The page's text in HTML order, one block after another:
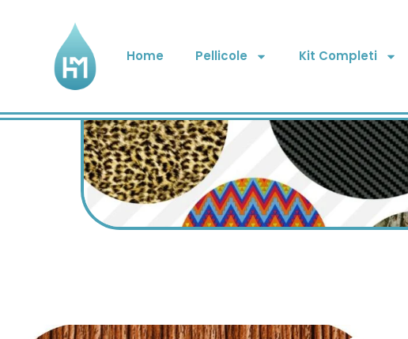
Home Pellicole Kit Completi